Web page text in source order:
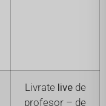
Livrate livede
profesor – de